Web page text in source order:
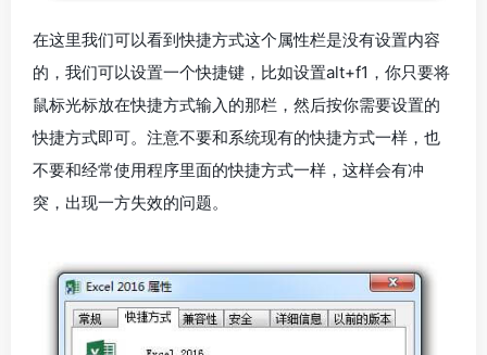
在这里我们可以看到快捷方式这个属性栏是没有设置内容
的，我们可以设置一个快捷键，比如设置alt+f1，你只要将
鼠标光标放在快捷方式输入的那栏，然后按你需要设置的
快捷方式即可。注意不要和系统现有的快捷方式一样，也
不要和经常使用程序里面的快捷方式一样，这样会有冲
突，出现一方失效的问题。